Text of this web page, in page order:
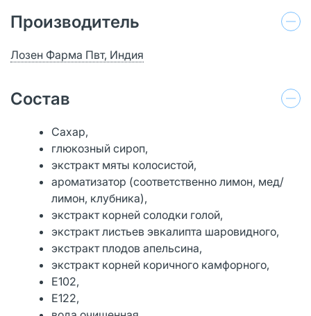
Производитель
Лозен Фарма Пвт, Индия
Состав
Сахар,
глюкозный сироп,
экстракт мяты колосистой,
ароматизатор (соответственно лимон, мед/
лимон, клубника),
экстракт корней солодки голой,
экстракт листьев эвкалипта шаровидного,
экстракт плодов апельсина,
экстракт корней коричного камфорного,
Е102,
Е122,